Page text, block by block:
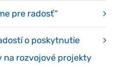
pre radosť“
o poskytnutie
rozvojové projekty